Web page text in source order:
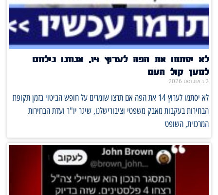
לא יסתמו את הפה לערוץ 14, אנחנו נילחם
למען קול העם
2 באוגוסט 2026
לא יסתמו לערוץ 14 את הפה אם תרצו שומרים על חופש הביטוי בזמן תקופת
הבחירות בעקבות מאבק משפטי וציבורישלנו, שיגר יו"ר ועדת הבחירות
המרכזית, השופט